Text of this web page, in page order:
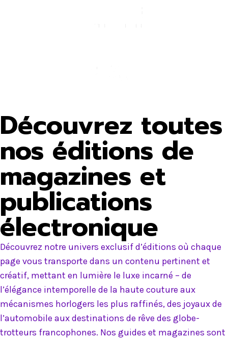
Découvrez toutes
nos éditions de
magazines et
publications
électronique
Découvrez notre univers exclusif d’éditions où chaque
page vous transporte dans un contenu pertinent et
créatif, mettant en lumière le luxe incarné – de
l’élégance intemporelle de la haute couture aux
mécanismes horlogers les plus raffinés, des joyaux de
l’automobile aux destinations de rêve des globe-
trotteurs francophones. Nos guides et magazines sont